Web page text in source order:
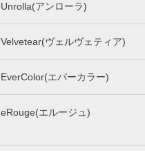
Unrolla(アンローラ)
Velvetear(ヴェルヴェティア)
EverColor(エバーカラー)
eRouge(エルージュ)